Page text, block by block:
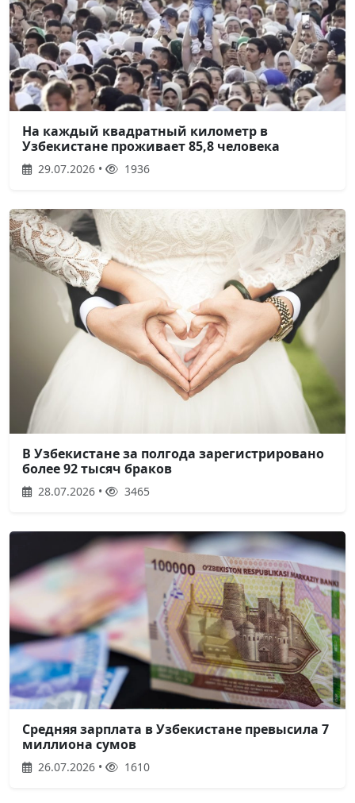
На каждый квадратный километр в
Узбекистане проживает 85,8 человека
29.07.2026 • 1936
В Узбекистане за полгода зарегистрировано
более 92 тысяч браков
28.07.2026 • 3465
Средняя зарплата в Узбекистане превысила 7
миллиона сумов
26.07.2026 • 1610